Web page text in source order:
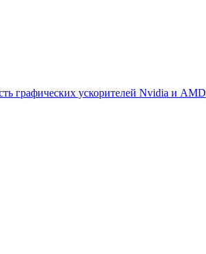
графических ускорителей Nvidia и AMD